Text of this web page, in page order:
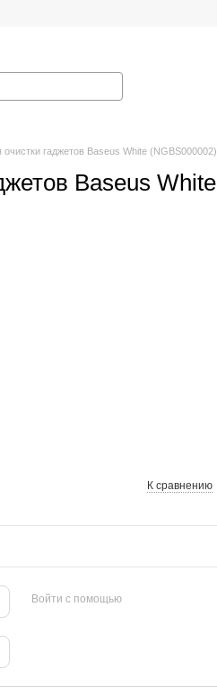
очистки гаджетов Baseus White (NGBS000002)
Baseus White
К сравнению
Войти с помощью